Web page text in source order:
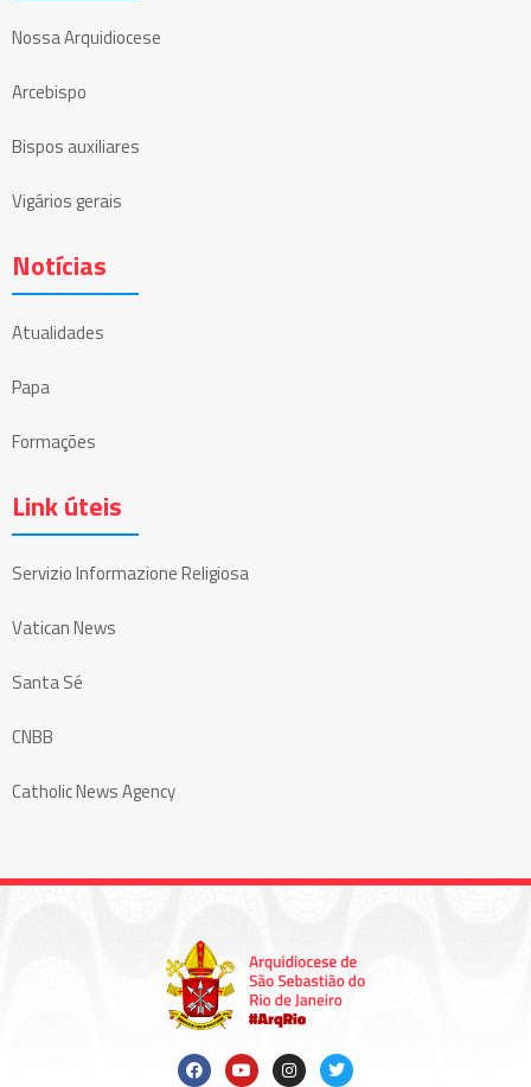
Nossa Arquidiocese
Arcebispo
Bispos auxiliares
Vigários gerais
Notícias
Atualidades
Papa
Formações
Link úteis
Servizio Informazione Religiosa
Vatican News
Santa Sé
CNBB
Catholic News Agency